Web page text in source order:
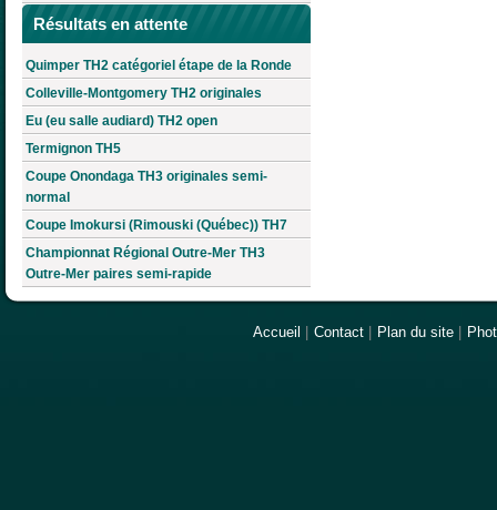
Résultats en attente
Quimper TH2 catégoriel étape de la Ronde
Colleville-Montgomery TH2 originales
Eu (eu salle audiard) TH2 open
Termignon TH5
Coupe Onondaga TH3 originales semi-
normal
Coupe Imokursi (Rimouski (Québec)) TH7
Championnat Régional Outre-Mer TH3
Outre-Mer paires semi-rapide
Accueil Contact Plan du site